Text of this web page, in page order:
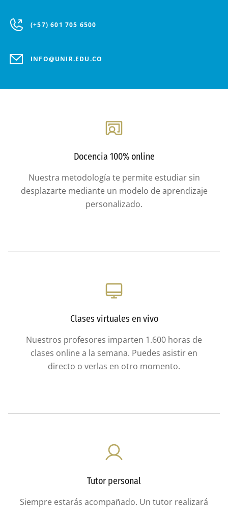
(+57) 601 705 6500
INFO@UNIR.EDU.CO
Docencia 100% online
Nuestra metodología te permite estudiar sin
desplazarte mediante un modelo de aprendizaje
personalizado.
Clases virtuales en vivo
Nuestros profesores imparten 1.600 horas de
clases online a la semana. Puedes asistir en
directo o verlas en otro momento.
Tutor personal
Siempre estarás acompañado. Un tutor realizará